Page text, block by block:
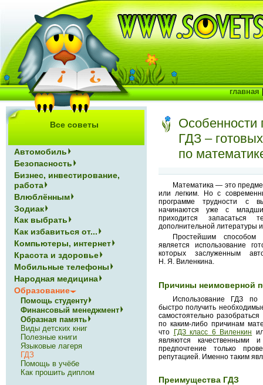
Особенности
ГДЗ –
по
Математика — это
или легким. Но с
программе трудности с
начинаются уже с
приходится запасаться
дополнительной литературы
Простейшим
является использование
которых заслуженным
Н. Я. Виленкина.
Причины неимоверной
Использование ГДЗ по
быстро получить
самостоятельно
по каким-либо причинам
что ГДЗ класс 6 Виленкин
являются качественными
предпочтение только
репутацией. Именно таким
Преимущества ГДЗ
Все советы
Автомобиль
Безопасность
Бизнес, инвестирование,
работа
Влюблённым
Зодиак
Как выбрать
Как избавиться от...
Компьютеры, интернет
Красота и здоровье
Мобильные телефоны
Народная медицина
Образование
Помощь студенту
Финансовый менеджмент
Образная память
Виды детских книг
Полезные книги
Языковые лагеря
ГДЗ
Помощь в учёбе
Как прошить диплом
главная